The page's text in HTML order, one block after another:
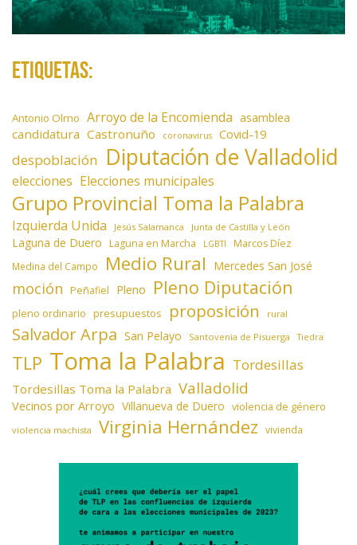
Etiquetas:
Antonio Olmo Arroyo de la Encomienda asamblea
candidatura Castronuño coronavirus Covid-19
despoblación Diputación de Valladolid
elecciones Elecciones municipales
Grupo Provincial Toma la Palabra
Izquierda Unida Jesús Salamanca Junta de Castilla y León
Laguna de Duero Laguna en Marcha LGBTI Marcos Díez
Medina del Campo Medio Rural Mercedes San José
moción Peñafiel Pleno Pleno Diputación
pleno ordinario presupuestos proposición rural
Salvador Arpa San Pelayo Santovenia de Pisuerga Tiedra
TLP Toma la Palabra Tordesillas
Tordesillas Toma la Palabra Valladolid
Vecinos por Arroyo Villanueva de Duero violencia de género
violencia machista Virginia Hernández vivienda